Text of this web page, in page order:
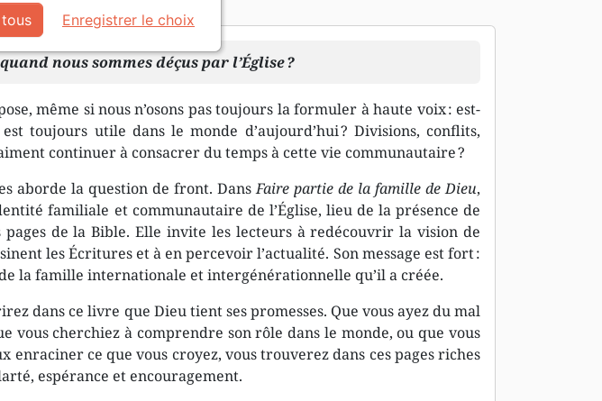
du produit
nous sommes déçus par l’Église ?
même si nous n’osons pas toujours la formuler à haute voix : est-
est toujours utile dans le monde d’aujourd’hui ? Divisions, conflits,
continuer à consacrer du temps à cette vie communautaire ?
aborde la question de front. DansFaire partie de la famille de Dieu,
familiale et communautaire de l’Église, lieu de la présence de
de la Bible. Elle invite les lecteurs à redécouvrir la vision de
les Écritures et à en percevoir l’actualité. Son message est fort :
la famille internationale et intergénérationnelle qu’il a créée.
dans ce livre que Dieu tient ses promesses. Que vous ayez du mal
vous cherchiez à comprendre son rôle dans le monde, ou que vous
enraciner ce que vous croyez, vous trouverez dans ces pages riches
espérance et encouragement.
Enregistrer le choix